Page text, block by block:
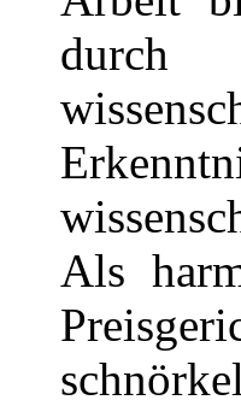
durch
Als